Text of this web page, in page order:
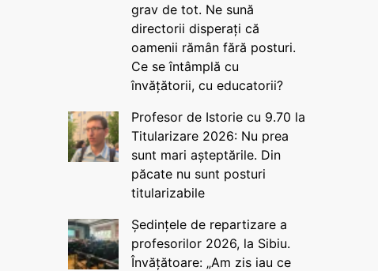
grav de tot. Ne sună
directorii disperați că
oamenii rămân fără posturi.
Ce se întâmplă cu
învățătorii, cu educatorii?
Profesor de Istorie cu 9.70 la
Titularizare 2026: Nu prea
sunt mari așteptările. Din
păcate nu sunt posturi
titularizabile
Ședințele de repartizare a
profesorilor 2026, la Sibiu.
Învățătoare: „Am zis iau ce